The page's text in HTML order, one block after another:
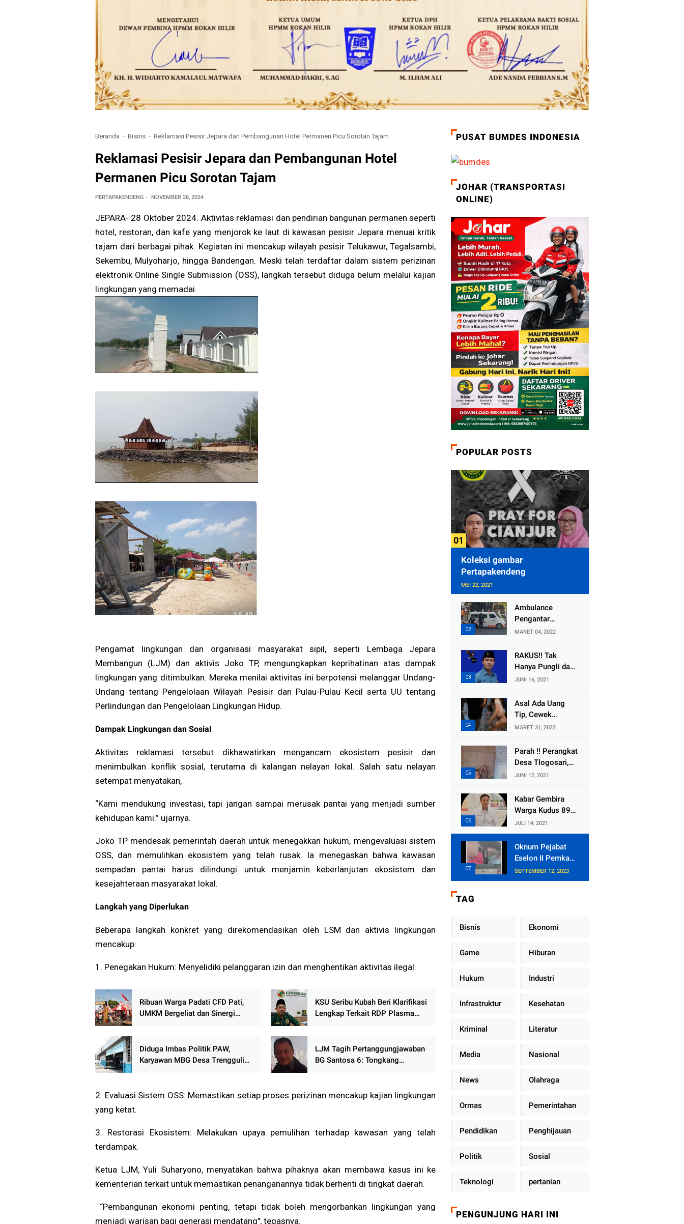
Beranda Bisnis Reklamasi Pesisir Jepara dan Pembangunan Hotel Permanen Picu Sorotan Tajam
Reklamasi Pesisir Jepara dan Pembangunan Hotel
Permanen Picu Sorotan Tajam
PERTAPAKENDENG NOVEMBER 28, 2024
JEPARA- 28 Oktober 2024. Aktivitas reklamasi dan pendirian bangunan permanen seperti
hotel, restoran, dan kafe yang menjorok ke laut di kawasan pesisir Jepara menuai kritik
tajam dari berbagai pihak. Kegiatan ini mencakup wilayah pesisir Telukawur, Tegalsambi,
Sekembu, Mulyoharjo, hingga Bandengan. Meski telah terdaftar dalam sistem perizinan
elektronik Online Single Submission (OSS), langkah tersebut diduga belum melalui kajian
lingkungan yang memadai.
Pengamat lingkungan dan organisasi masyarakat sipil, seperti Lembaga Jepara
Membangun (LJM) dan aktivis Joko TP, mengungkapkan keprihatinan atas dampak
lingkungan yang ditimbulkan. Mereka menilai aktivitas ini berpotensi melanggar Undang-
Undang tentang Pengelolaan Wilayah Pesisir dan Pulau-Pulau Kecil serta UU tentang
Perlindungan dan Pengelolaan Lingkungan Hidup.
Dampak Lingkungan dan Sosial
Aktivitas reklamasi tersebut dikhawatirkan mengancam ekosistem pesisir dan
menimbulkan konflik sosial, terutama di kalangan nelayan lokal. Salah satu nelayan
setempat menyatakan,
“Kami mendukung investasi, tapi jangan sampai merusak pantai yang menjadi sumber
kehidupan kami.” ujarnya.
Joko TP mendesak pemerintah daerah untuk menegakkan hukum, mengevaluasi sistem
OSS, dan memulihkan ekosistem yang telah rusak. Ia menegaskan bahwa kawasan
sempadan pantai harus dilindungi untuk menjamin keberlanjutan ekosistem dan
kesejahteraan masyarakat lokal.
Langkah yang Diperlukan
Beberapa langkah konkret yang direkomendasikan oleh LSM dan aktivis lingkungan
mencakup:
1. Penegakan Hukum: Menyelidiki pelanggaran izin dan menghentikan aktivitas ilegal.
Ribuan Warga Padati CFD Pati,
UMKM Bergeliat dan Sinergi
KSU Seribu Kubah Beri Klarifikasi
Lengkap Terkait RDP Plasma
Diduga Imbas Politik PAW,
Karyawan MBG Desa Trengguli
LJM Tagih Pertanggungjawaban
BG Santosa 6: Tongkang
2. Evaluasi Sistem OSS: Memastikan setiap proses perizinan mencakup kajian lingkungan
yang ketat.
3. Restorasi Ekosistem: Melakukan upaya pemulihan terhadap kawasan yang telah
terdampak.
Ketua LJM, Yuli Suharyono, menyatakan bahwa pihaknya akan membawa kasus ini ke
kementerian terkait untuk memastikan penanganannya tidak berhenti di tingkat daerah.
“Pembangunan ekonomi penting, tetapi tidak boleh mengorbankan lingkungan yang
menjadi warisan bagi generasi mendatang", tegasnya.
PUSAT BUMDES INDONESIA
JOHAR (TRANSPORTASI
ONLINE)
POPULAR POSTS
Koleksi gambar
Pertapakendeng
MEI 22, 2021
Ambulance
Pengantar
Jenazah Kepala
Mengalami
Kecelakaan
MARET 04, 2022
RAKUS!! Tak
Hanya Pungli dan
Dana Bedah
Diembat, ,
Perangkat Desa
Selewengkan
Bantuan Mushola
JUNI 16, 2021
Asal Ada Uang
Tip, Cewek
Pemandu Karaoke
Bersedia Bugil
MARET 31, 2022
Parah !! Perangkat
Desa Tlogosari,
Kecamatan
Embat Dana Bedah
Rumah dari
JUNI 12, 2021
Kabar Gembira
Warga Kudus 89
Persen RT di
Kudus Zona Hijau
JULI 14, 2021
Oknum Pejabat
Eselon II Pemkab
Lampung Utara
Asik Ngobrol
Dinas
SEPTEMBER 12, 2023
TAG
Bisnis Ekonomi
Game Hiburan
Hukum Industri
Infrastruktur Kesehatan
Kriminal Literatur
Media Nasional
News Olahraga
Ormas Pemerintahan
Pendidikan Penghijauan
Politik Sosial
Teknologi pertanian
PENGUNJUNG HARI INI